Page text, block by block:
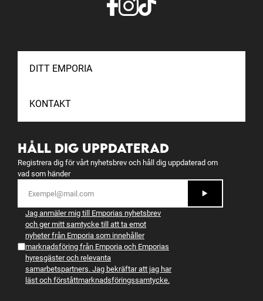
DITT EMPORIA
KONTAKT
HÅLL DIG UPPDATERAD
Registrera dig för vårt nyhetsbrev och håll dig uppdaterad om
vad som händer
Jag anmäler mig till Emporias nyhetsbrev
och ger mitt samtycke till att ta emot
nyheter från Emporia som innehåller
marknadsföring från Emporia och Emporias
hyresgäster och relevanta
samarbetspartners. Jag bekräftar att jag har
läst och förståttmarknadsföringssamtycke.